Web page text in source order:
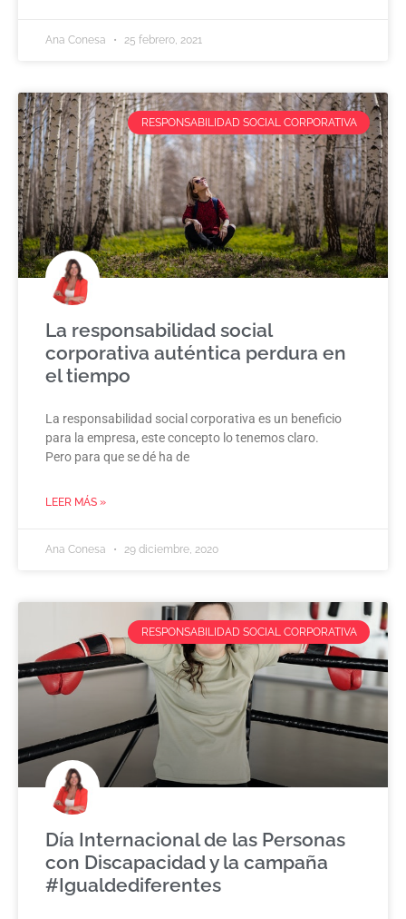
Ana Conesa 25 febrero, 2021
RESPONSABILIDAD SOCIAL CORPORATIVA
La responsabilidad social
corporativa auténtica perdura en
el tiempo
La responsabilidad social corporativa es un beneficio
para la empresa, este concepto lo tenemos claro.
Pero para que se dé ha de
LEER MÁS »
Ana Conesa 29 diciembre, 2020
RESPONSABILIDAD SOCIAL CORPORATIVA
Día Internacional de las Personas
con Discapacidad y la campaña
#Igualdediferentes